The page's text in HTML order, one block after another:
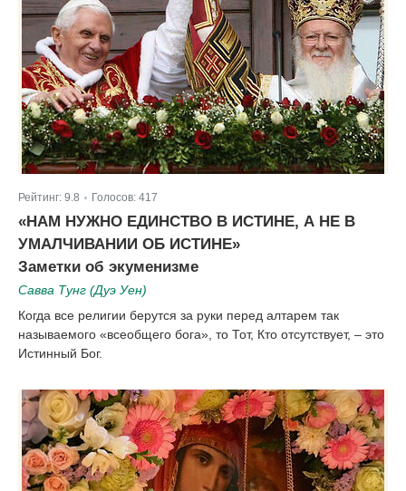
Рейтинг: 9.8 Голосов: 417
«НАМ НУЖНО ЕДИНСТВО В ИСТИНЕ, А НЕ В
УМАЛЧИВАНИИ ОБ ИСТИНЕ»
Заметки об экуменизме
Савва Тунг (Дуэ Уен)
Когда все религии берутся за руки перед алтарем так
называемого «всеобщего бога», то Тот, Кто отсутствует, – это
Истинный Бог.